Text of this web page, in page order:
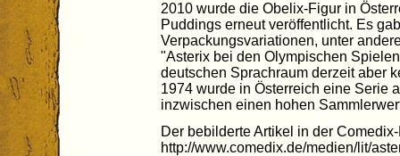
2010 wurde die Obelix-Figur in
Puddings erneut veröffentlicht. Es
Verpackungsvariationen, unter
"Asterix bei den Olympischen
deutschen Sprachraum derzeit aber
1974 wurde in Österreich eine Serie
inzwischen einen hohen
Der bebilderte Artikel in der
http://www.comedix.de/medien/lit/